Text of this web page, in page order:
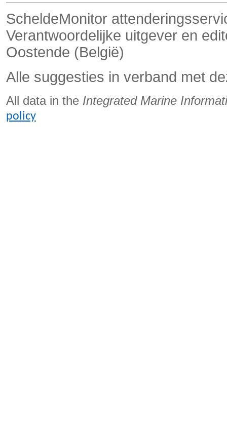
ScheldeMonitor
Verantwoordelijke uitgever en
Oostende (België)
Alle suggesties in verband met
All data in the Integrated Marine
policy